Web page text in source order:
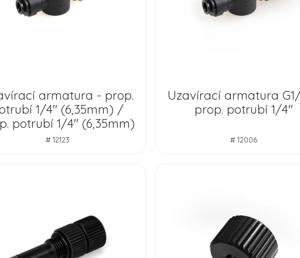
armatura - prop.
1/4" (6,35mm) /
potrubí 1/4" (6,35mm)
# 12123
Uzavírací armatura
prop. potrubí 1/4"
# 12006